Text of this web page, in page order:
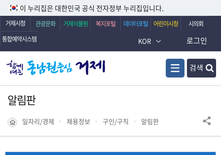
이 누리집은 대한민국 공식 전자정부 누리집입니다.
거제시청 관광문화 거제식물원 복지포털 데이터포털 어린이시청
시의회
통합예약시스템
KOR
검색
로그인
알림판
일자리/경제 채용정보 구인/구직 알림판